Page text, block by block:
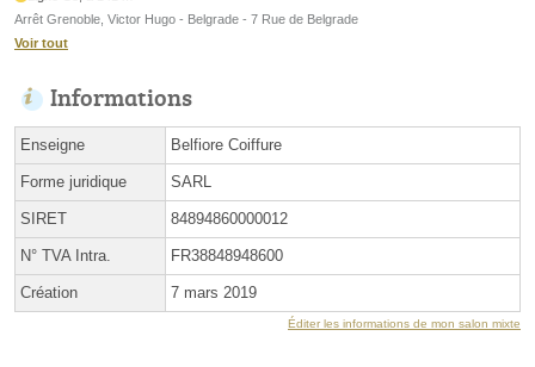
Arrêt Grenoble, Victor Hugo - Belgrade - 7 Rue de Belgrade
Voir tout
Informations
Enseigne Belfiore Coiffure
Forme juridique SARL
SIRET 84894860000012
N° TVA Intra. FR38848948600
Création 7 mars 2019
Éditer les informations de mon salon mixte